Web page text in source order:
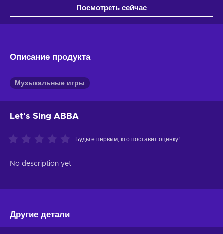
Посмотреть сейчас
Описание продукта
Музыкальные игры
Let's Sing ABBA
Будьте первым, кто поставит оценку!
No description yet
Другие детали